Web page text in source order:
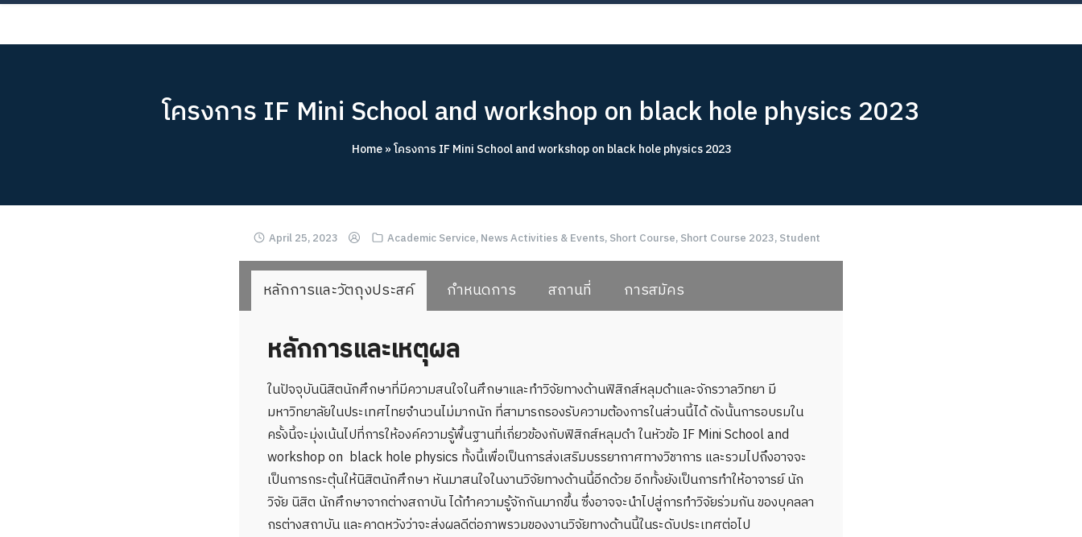
Skip
content
โครงการ IF Mini School and workshop on black hole physics 2023
Home»โครงการ IF Mini School and workshop on black hole physics 2023
April 25, 2023 Academic Service,News Activities & Events,Short Course,Short Course 2023,Student
หลักการและวัตถุงประสค์ กำหนดการ สถานที่ การสมัคร
หลักการและเหตุผล
ในปัจจุบันนิสิตนักศึกษาที่มีความสนใจในศึกษาและทำวิจัยทางด้านฟิสิกส์หลุมดำและจักรวาลวิทยา มี
มหาวิทยาลัยในประเทศไทยจำนวนไม่มากนัก ที่สามารถรองรับความต้องการในส่วนนี้ได้ ดังนั้นการอบรมใน
ครั้งนี้จะมุ่งเน้นไปที่การให้องค์ความรู้พื้นฐานที่เกี่ยวข้องกับฟิสิกส์หลุมดำ ในหัวข้อ IF Mini School and
workshop on black hole physics ทั้งนี้เพื่อเป็นการส่งเสริมบรรยากาศทางวิชาการ และรวมไปถึงอาจจะ
เป็นการกระตุ้นให้นิสิตนักศึกษา หันมาสนใจในงานวิจัยทางด้านนี้อีกด้วย อีกทั้งยังเป็นการทำให้อาจารย์ นัก
วิจัย นิสิต นักศึกษาจากต่างสถาบัน ได้ทำความรู้จักกันมากขึ้น ซึ่งอาจจะนำไปสู่การทำวิจัยร่วมกัน ของบุคลลา
กรต่างสถาบัน และคาดหวังว่าจะส่งผลดีต่อภาพรวมของงานวิจัยทางด้านนี้ในระดับประเทศต่อไป